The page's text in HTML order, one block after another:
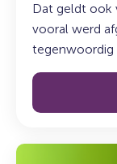
Dat geldt ook
vooral werd
tegenwoordig
Lees